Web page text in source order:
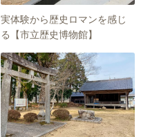
実体験から歴史ロマンを感じ
る【市立歴史博物館】